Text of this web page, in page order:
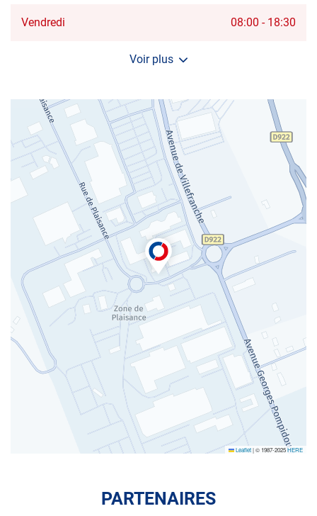
Horaires
Vendredi 08:00 - 18:30
Voir plus
et
d'ouverture
du
centre
AUTOSUR
ROMORANTIN-
LANTHENAY
Leaflet|© 1987-2025HERE
PARTENAIRES